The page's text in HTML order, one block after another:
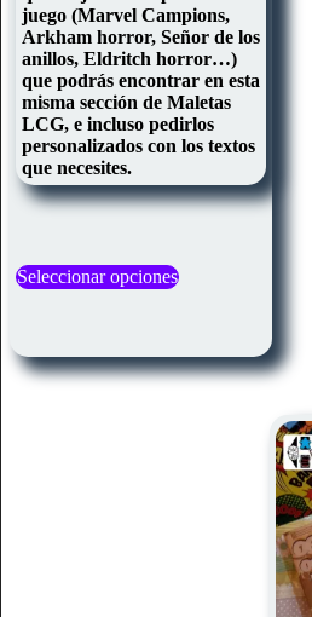
juego (Marvel Campions,
Arkham horror, Señor de los
anillos, Eldritch horror…)
que podrás encontrar en esta
misma sección de Maletas
LCG, e incluso pedirlos
personalizados con los textos
que necesites.
Seleccionar opcionesproducto
Las
opciones